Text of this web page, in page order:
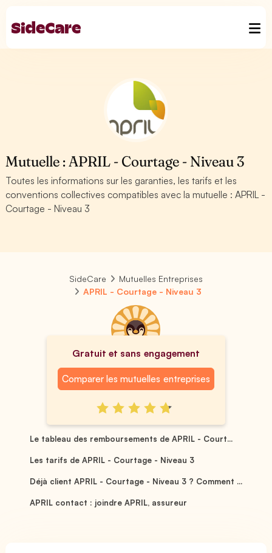
Mutuelle : APRIL - Courtage - Niveau 3
Toutes les informations sur les garanties, les tarifs et les
conventions collectives compatibles avec la mutuelle : APRIL -
Courtage - Niveau 3
SideCare
Mutuelles Entreprises
APRIL - Courtage - Niveau 3
Gratuit et sans engagement
Comparer les mutuelles entreprises
Le tableau des remboursements de APRIL - Court...
Les tarifs de APRIL - Courtage - Niveau 3
Déjà client APRIL - Courtage - Niveau 3 ? Comment ...
APRIL contact : joindre APRIL, assureur